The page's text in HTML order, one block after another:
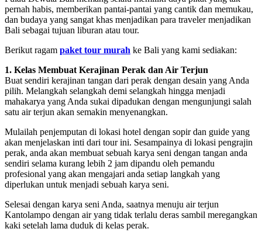
pernah habis, memberikan pantai-pantai yang cantik dan memukau,
dan budaya yang sangat khas menjadikan para traveler menjadikan
Bali sebagai tujuan liburan atau tour.
Berikut ragam paket tour murah ke Bali yang kami sediakan:
1. Kelas Membuat Kerajinan Perak dan Air Terjun
Buat sendiri kerajinan tangan dari perak dengan desain yang Anda
pilih. Melangkah selangkah demi selangkah hingga menjadi
mahakarya yang Anda sukai dipadukan dengan mengunjungi salah
satu air terjun akan semakin menyenangkan.
Mulailah penjemputan di lokasi hotel dengan sopir dan guide yang
akan menjelaskan inti dari tour ini. Sesampainya di lokasi pengrajin
perak, anda akan membuat sebuah karya seni dengan tangan anda
sendiri selama kurang lebih 2 jam dipandu oleh pemandu
profesional yang akan mengajari anda setiap langkah yang
diperlukan untuk menjadi sebuah karya seni.
Selesai dengan karya seni Anda, saatnya menuju air terjun
Kantolampo dengan air yang tidak terlalu deras sambil meregangkan
kaki setelah lama duduk di kelas perak.